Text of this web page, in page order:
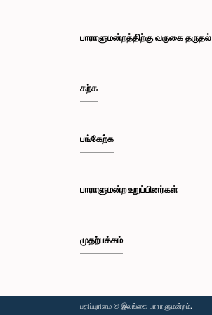
பாராளுமன்றத்திற்கு வருகை தருதல்
கற்க
பங்கேற்க
பாராளுமன்ற உறுப்பினர்கள்
முதற்பக்கம்
பதிப்புரிமை © இலங்கை பாராளுமன்றம்.